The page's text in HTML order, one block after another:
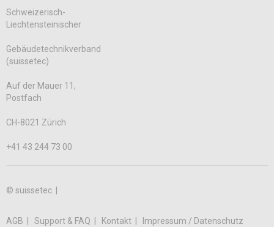
Schweizerisch-
Liechtensteinischer
Gebäudetechnikverband
(suissetec)
Auf der Mauer 11,
Postfach
CH-8021 Zürich
+41 43 244 73 00
© suissetec |
AGB Support & FAQ Kontakt Impressum / Datenschutz